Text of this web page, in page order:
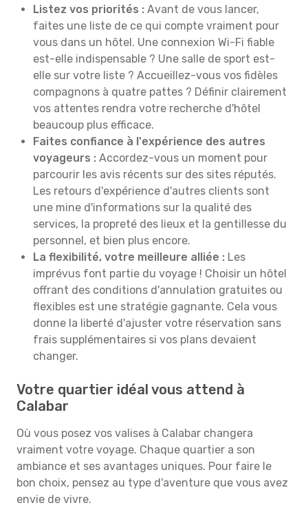
Listez vos priorités : Avant de vous lancer,
faites une liste de ce qui compte vraiment pour
vous dans un hôtel. Une connexion Wi-Fi fiable
est-elle indispensable ? Une salle de sport est-
elle sur votre liste ? Accueillez-vous vos fidèles
compagnons à quatre pattes ? Définir clairement
vos attentes rendra votre recherche d'hôtel
beaucoup plus efficace.
Faites confiance à l'expérience des autres
voyageurs : Accordez-vous un moment pour
parcourir les avis récents sur des sites réputés.
Les retours d'expérience d'autres clients sont
une mine d'informations sur la qualité des
services, la propreté des lieux et la gentillesse du
personnel, et bien plus encore.
La flexibilité, votre meilleure alliée : Les
imprévus font partie du voyage ! Choisir un hôtel
offrant des conditions d'annulation gratuites ou
flexibles est une stratégie gagnante. Cela vous
donne la liberté d'ajuster votre réservation sans
frais supplémentaires si vos plans devaient
changer.
Votre quartier idéal vous attend à
Calabar
Où vous posez vos valises à Calabar changera
vraiment votre voyage. Chaque quartier a son
ambiance et ses avantages uniques. Pour faire le
bon choix, pensez au type d'aventure que vous avez
envie de vivre.